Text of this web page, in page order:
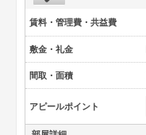
賃料・管理費・共益費
敷金・礼金
間取・面積
アピールポイント